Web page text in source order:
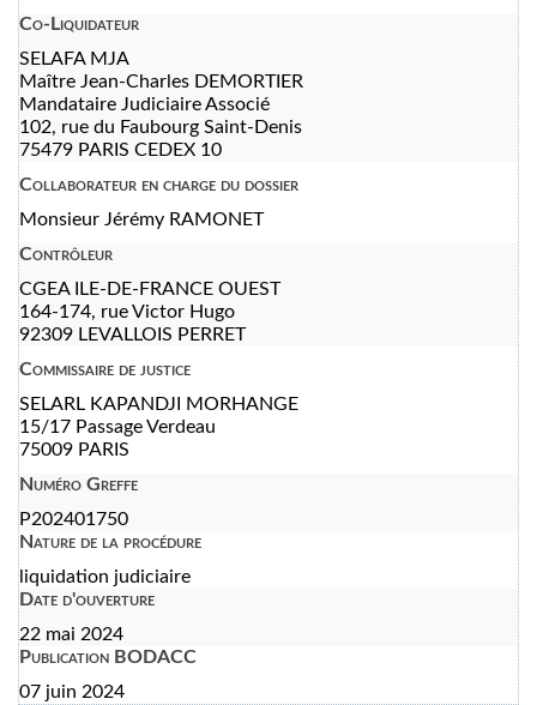
Co-Liquidateur
SELAFA MJA
Maître Jean-Charles DEMORTIER
Mandataire Judiciaire Associé
102, rue du Faubourg Saint-Denis
75479 PARIS CEDEX 10
Collaborateur en charge du dossier
Monsieur Jérémy RAMONET
Contrôleur
CGEA ILE-DE-FRANCE OUEST
164-174, rue Victor Hugo
92309 LEVALLOIS PERRET
Commissaire de justice
SELARL KAPANDJI MORHANGE
15/17 Passage Verdeau
75009 PARIS
Numéro Greffe
P202401750
Nature de la procédure
liquidation judiciaire
Date d'ouverture
22 mai 2024
Publication BODACC
07 juin 2024